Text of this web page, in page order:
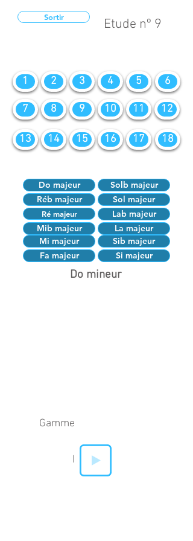
Sortir Etude nº 9
1 2 3 4 5 6
7 8 9 10 11 12
13 14 15 16 17 18
Do majeur
Solb majeur
Réb majeur
Sol majeur
Ré majeur
Lab majeur
Mib majeur
Mi majeur
La majeur
Sib majeur
Fa majeur
Si majeur
Do mineur
Gamme
I